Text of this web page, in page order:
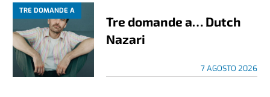
TRE DOMANDE A
Tre domande a… Dutch
Nazari
7 AGOSTO 2026